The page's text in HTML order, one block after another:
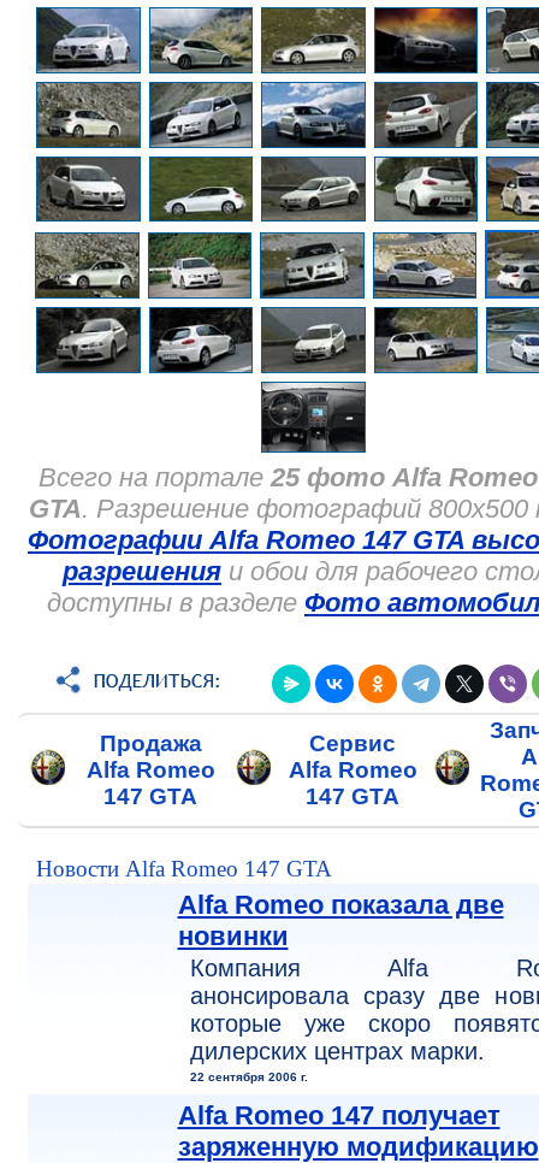
Всего на портале 25 фото Alfa Romeo
GTA. Разрешение фотографий 800x500
Фотографии Alfa Romeo 147 GTA
разрешения и обои для рабочего
доступны в разделе Фото
Продажа
Alfa Romeo
147 GTA
Сервис
Alfa Romeo
147 GTA
Новости Alfa Romeo 147 GTA
Alfa Romeo показала две
новинки
Компания Alfa
анонсировала сразу две
которые уже скоро
дилерских центрах марки.
22 сентября 2006 г.
Alfa Romeo 147 получает
заряженную модификацию